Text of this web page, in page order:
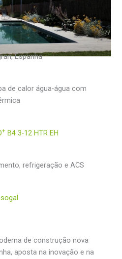
Espanha
de calor água-água com
+ B4 3-12 HTR EH
refrigeração e ACS
de construção nova
aposta na inovação e na